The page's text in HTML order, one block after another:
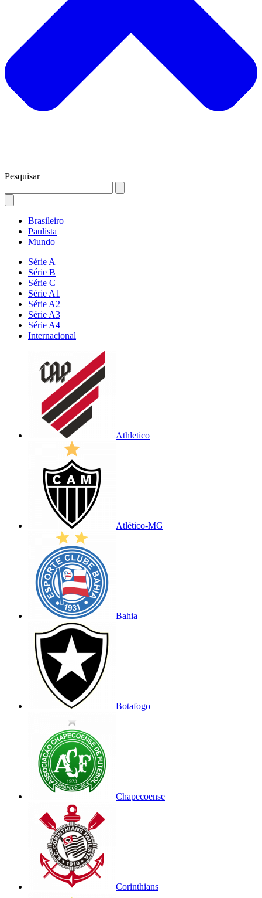
Pesquisar
Brasileiro
Paulista
Mundo
Série A
Série B
Série C
Série A1
Série A2
Série A3
Série A4
Internacional
Athletico
Atlético-MG
Bahia
Botafogo
Chapecoense
Corinthians